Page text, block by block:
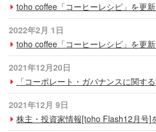
toho coffee「コーヒーレシピ」を更
2022年2月 1日
toho coffee「コーヒーレシピ」を更
2021年12月20日
「コーポレート・ガバナンスに関す
2021年12月 9日
株主・投資家情報[toho Flash12月号]